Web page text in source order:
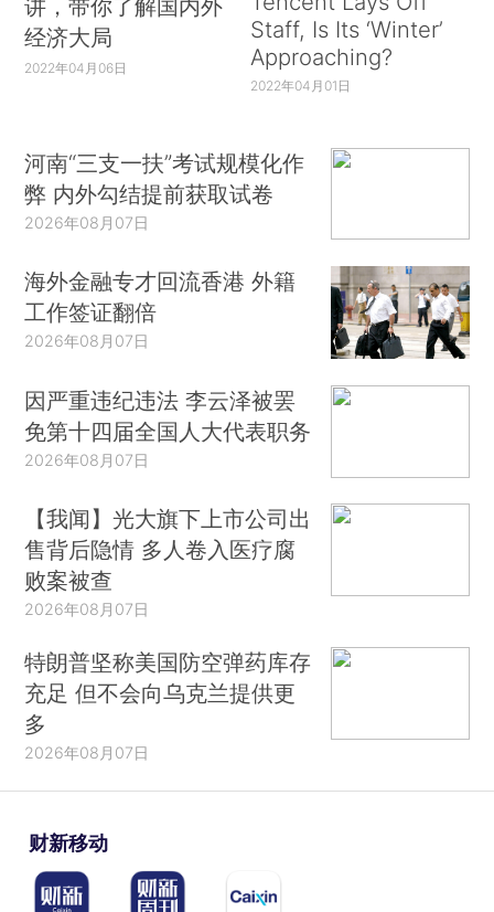
讲，带你了解国内外
经济大局
2022年04月06日
Staff, Is Its ‘Winter’
Approaching?
2022年04月01日
河南“三支一扶”考试规模化作
弊 内外勾结提前获取试卷
2026年08月07日
海外金融专才回流香港 外籍
工作签证翻倍
2026年08月07日
因严重违纪违法 李云泽被罢
免第十四届全国人大代表职务
2026年08月07日
【我闻】光大旗下上市公司出
售背后隐情 多人卷入医疗腐
败案被查
2026年08月07日
特朗普坚称美国防空弹药库存
充足 但不会向乌克兰提供更
多
2026年08月07日
财新移动